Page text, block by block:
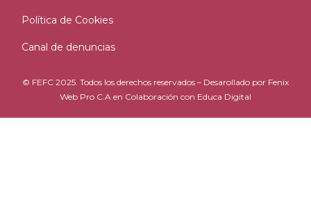
© FEFC 2025. Todos los derechos reservados – Desarollado por Fenix
Web Pro C.A en Colaboración con Educa Digital
Política de Cookies
Canal de denuncias